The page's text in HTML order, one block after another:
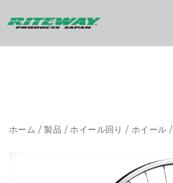
ホーム /製品 /ホイール回り /ホイール /